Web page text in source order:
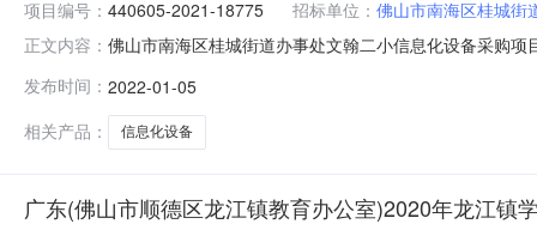
项目编号： 440605-2021-18775 招标单位： 佛山市南海区桂城街
正文内容： 佛山市南海区桂城街道办事处文翰二小信息化设备采购
系电话020-83224833采购单位佛山市南海区桂城街道办
发布时间： 2022-01-05
相关产品：
信息化设备
广东(佛山市顺德区龙江镇教育办公室)2020年龙江镇